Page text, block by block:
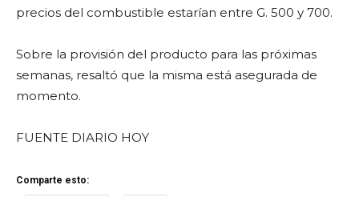
precios del combustible estarían entre G. 500 y 700.
Sobre la provisión del producto para las próximas
semanas, resaltó que la misma está asegurada de
momento.
FUENTE DIARIO HOY
Comparte esto: